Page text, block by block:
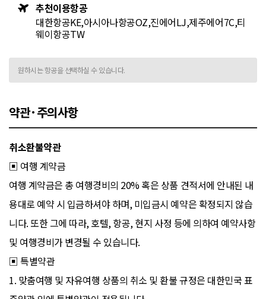
추천이용항공
대한항공KE,아시아나항공OZ,진에어LJ,제주에어7C,티
웨이항공TW
원하시는 항공을 선택하실 수 있습니다.
약관·주의사항
취소환불약관
▣ 여행 계약금
여행 계약금은 총 여행경비의 20% 혹은 상품 견적서에 안내된 내
용대로 예약 시 입금하셔야 하며, 미입금시 예약은 확정되지 않습
니다. 또한 그에 따라, 호텔, 항공, 현지 사정 등에 의하여 예약사항
및 여행경비가 변경될 수 있습니다.
▣ 특별약관
1. 맞춤여행 및 자유여행 상품의 취소 및 환불 규정은 대한민국 표